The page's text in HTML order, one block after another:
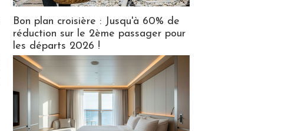
Bon plan croisière : Jusqu'à 60% de
réduction sur le 2ème passager pour
les départs 2026 !